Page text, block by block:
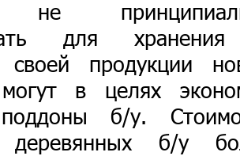
не
для
своей продукции
в целях
б/у.
деревянных б/у